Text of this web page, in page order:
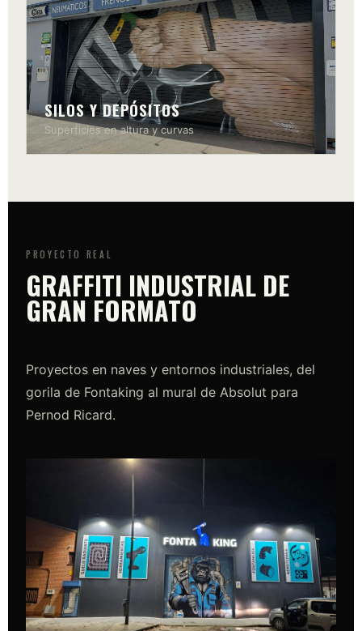
SILOS Y DEPÓSITOS
Superficies en altura y curvas
PROYECTO REAL
GRAFFITI INDUSTRIAL DE
GRAN FORMATO
Proyectos en naves y entornos industriales, del
gorila de Fontaking al mural de Absolut para
Pernod Ricard.